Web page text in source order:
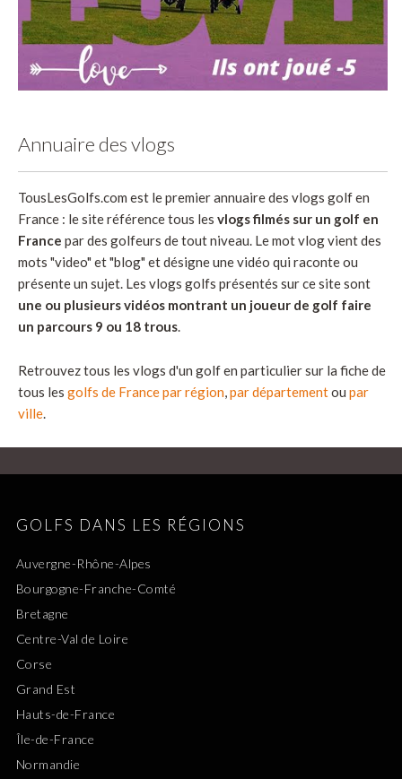
Annuaire des vlogs
TousLesGolfs.com est le premier annuaire des vlogs golf en
France : le site référence tous les vlogs filmés sur un golf en
France par des golfeurs de tout niveau. Le mot vlog vient des
mots "video" et "blog" et désigne une vidéo qui raconte ou
présente un sujet. Les vlogs golfs présentés sur ce site sont
une ou plusieurs vidéos montrant un joueur de golf faire
un parcours 9 ou 18 trous.
Retrouvez tous les vlogs d'un golf en particulier sur la fiche de
tous les golfs de France par région,par départementou par
ville.
GOLFS DANS LES RÉGIONS
Auvergne-Rhône-Alpes
Bourgogne-Franche-Comté
Bretagne
Centre-Val de Loire
Corse
Grand Est
Hauts-de-France
Île-de-France
Normandie